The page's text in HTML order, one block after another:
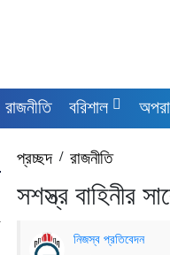
রাজনীতি বরিশাল
প্রচ্ছদ/রাজনীতি
সশস্ত্র বাহিনীর
নিজস্ব প্রতিবেদন